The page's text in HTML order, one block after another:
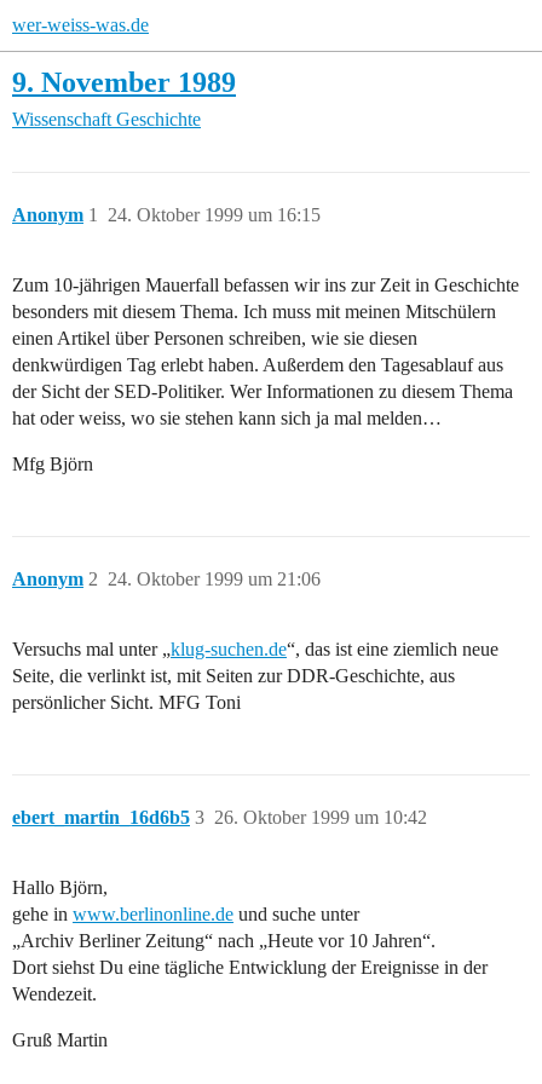
wer-weiss-was.de
9. November 1989
Wissenschaft Geschichte
Anonym 24. Oktober 1999 um 16:15
1
Zum 10-jährigen Mauerfall befassen wir ins zur Zeit in Geschichte
besonders mit diesem Thema. Ich muss mit meinen Mitschülern
einen Artikel über Personen schreiben, wie sie diesen
denkwürdigen Tag erlebt haben. Außerdem den Tagesablauf aus
der Sicht der SED-Politiker. Wer Informationen zu diesem Thema
hat oder weiss, wo sie stehen kann sich ja mal melden…
Mfg Björn
Anonym 24. Oktober 1999 um 21:06
2
Versuchs mal unter „klug-suchen.de“, das ist eine ziemlich neue
Seite, die verlinkt ist, mit Seiten zur DDR-Geschichte, aus
persönlicher Sicht. MFG Toni
ebert_martin_16d6b5 26. Oktober 1999 um 10:42
3
Hallo Björn,
gehe in www.berlinonline.de und suche unter
„Archiv Berliner Zeitung“ nach „Heute vor 10 Jahren“.
Dort siehst Du eine tägliche Entwicklung der Ereignisse in der
Wendezeit.
Gruß Martin